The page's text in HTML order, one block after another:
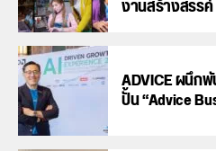
งานสร้างสรรค์
ADVICE ผนึกพั
ปั้น “Advice